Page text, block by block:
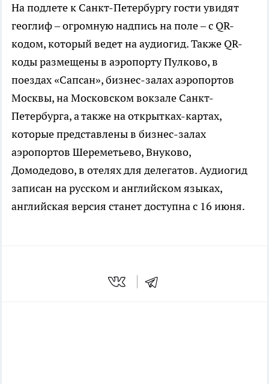
На подлете к Санкт-Петербургу гости увидят
геоглиф – огромную надпись на поле – с QR-
кодом, который ведет на аудиогид. Также QR-
коды размещены в аэропорту Пулково, в
поездах «Сапсан», бизнес-залах аэропортов
Москвы, на Московском вокзале Санкт-
Петербурга, а также на открытках-картах,
которые представлены в бизнес-залах
аэропортов Шереметьево, Внуково,
Домодедово, в отелях для делегатов. Аудиогид
записан на русском и английском языках,
английская версия станет доступна с 16 июня.